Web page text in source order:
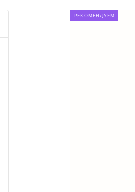
РЕКОМЕНДУЕМ